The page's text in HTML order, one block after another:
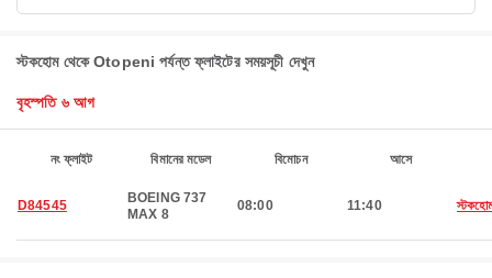
স্টকহোম থেকে Otopeni পর্যন্ত ফ্লাইটের সময়সূচী দেখুন
বৃহস্পতি ৬ আগ
নং ফ্লাইট বিমানের মডেল বিমোচন আসে
D84545
BOEING 737
MAX 8
08:00 11:40